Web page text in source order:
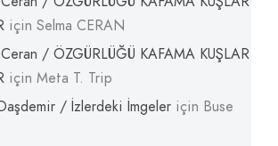
için Selma CERAN
/ ÖZGÜRLÜĞÜ KAFAMA KUŞLAR
için Meta T. Trip
/ İzlerdeki İmgeler için Buse